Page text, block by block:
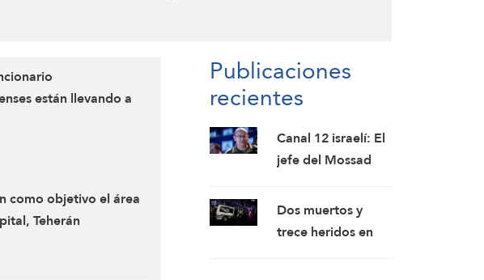
están llevando a
en todo Oriente Medio
como objetivo el área
Teherán
Publicaciones
recientes
Canal 12 israelí: El
jefe del Mossad
funcionarios tras el
fracaso de su
Dos muertos y
trece heridos en